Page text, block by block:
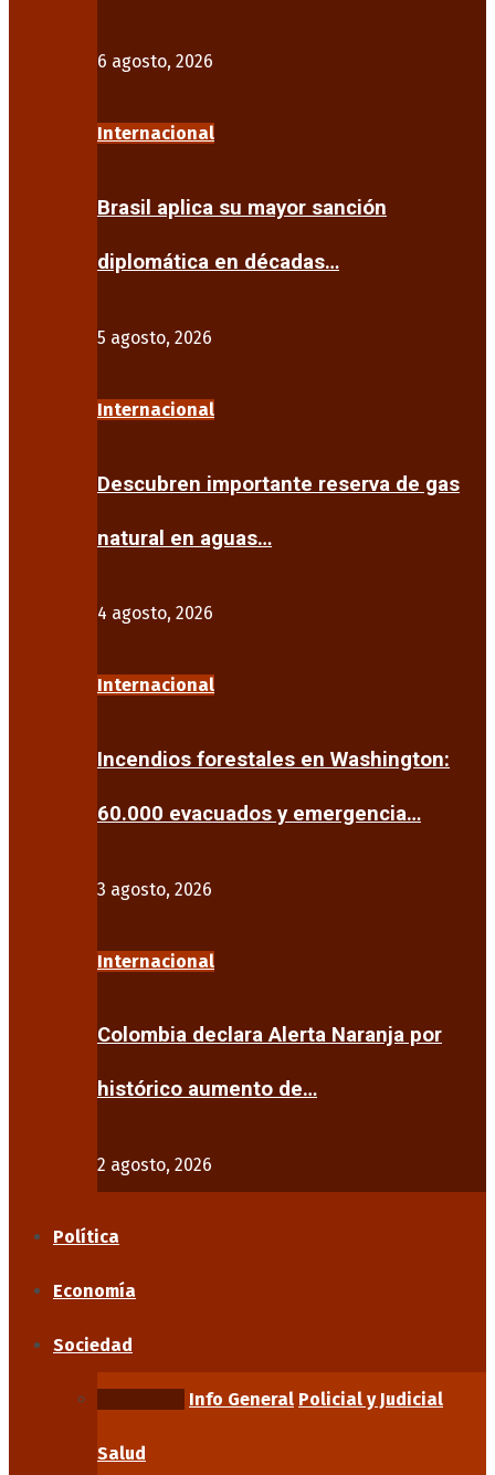
6 agosto, 2026
Internacional
Brasil aplica su mayor sanción
diplomática en décadas…
5 agosto, 2026
Internacional
Descubren importante reserva de gas
natural en aguas…
4 agosto, 2026
Internacional
Incendios forestales en Washington:
60.000 evacuados y emergencia…
3 agosto, 2026
Internacional
Colombia declara Alerta Naranja por
histórico aumento de…
2 agosto, 2026
Política
Economía
Sociedad
Info General Policial y Judicial
Salud